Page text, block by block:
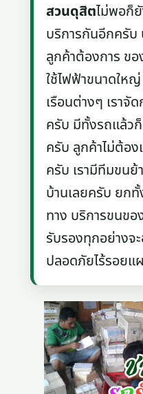
สวนดุสิตไม่พอก็
บริการกันอีกครับ
ลูกค้าต้องการ ขอ
ใช้ไฟฟ้าขนาดให
เรือนต่างๆ เราจั
ครับ มีทั้งรถแล้ว
ครับ ลูกค้าไม่ต้อง
ครับ เรามีทีมขนย้
บ้านเลยครับ ยก
ทาง บริการขนขอ
รับรองทุกอย่างจ
ปลอดภัยไร้รอยแ